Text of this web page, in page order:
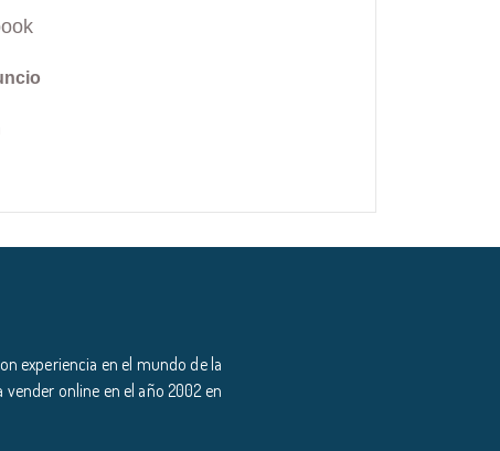
experiencia en el mundo de la
online en el año 2002 en